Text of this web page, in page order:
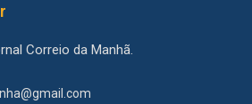
Correio da Manhã.